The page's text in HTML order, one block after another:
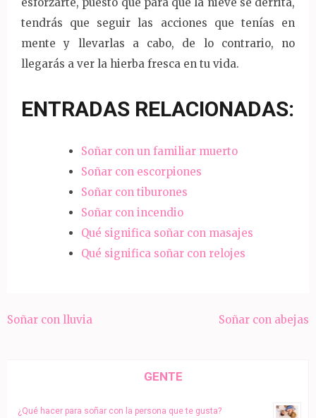
tendrás que seguir las acciones que tenías en
mente y llevarlas a cabo, de lo contrario, no
llegarás a ver la hierba fresca en tu vida.
ENTRADAS RELACIONADAS:
Soñar con un familiar muerto
Soñar con escorpiones
Soñar con tiburones
Soñar con incendio
Qué significa soñar con masajes
Qué significa soñar con relojes
Navegación
Soñar con lluvia Soñar con abejas
GENTE
¿Qué hacer para soñar con la persona que te gusta?